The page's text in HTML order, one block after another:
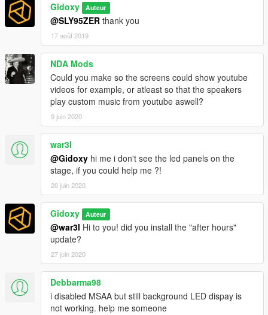
Gidoxy Auteur
@SLY95ZER thank you
17 août 2019
NDA Mods
Could you make so the screens could show youtube
videos for example, or atleast so that the speakers
play custom music from youtube aswell?
9 juin 2020
war3l
@Gidoxy hi me i don't see the led panels on the
stage, if you could help me ?!
20 juin 2020
Gidoxy Auteur
@war3l Hi to you! did you install the "after hours"
update?
27 juin 2020
Debbarma98
i disabled MSAA but still background LED dispay is
not working. help me someone